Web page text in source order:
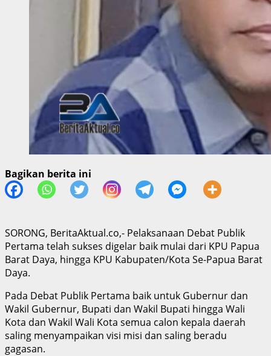
Bagikan berita ini
SORONG, BeritaAktual.co,- Pelaksanaan Debat Publik
Pertama telah sukses digelar baik mulai dari KPU Papua
Barat Daya, hingga KPU Kabupaten/Kota Se-Papua Barat
Daya.
Pada Debat Publik Pertama baik untuk Gubernur dan
Wakil Gubernur, Bupati dan Wakil Bupati hingga Wali
Kota dan Wakil Wali Kota semua calon kepala daerah
saling menyampaikan visi misi dan saling beradu
gagasan.